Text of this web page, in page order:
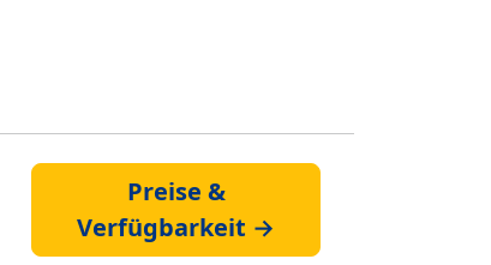
Preise &
Verfügbarkeit →